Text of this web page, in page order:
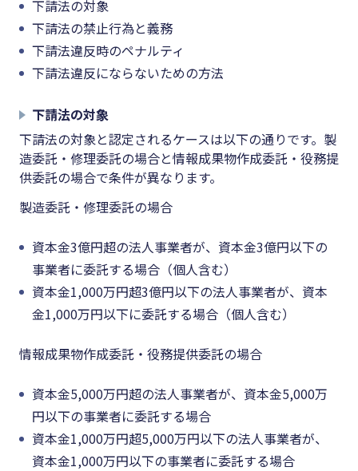
下請法の対象
下請法の禁止行為と義務
下請法違反時のペナルティ
下請法違反にならないための方法
下請法の対象
下請法の対象と認定されるケースは以下の通りです。製
造委託・修理委託の場合と情報成果物作成委託・役務提
供委託の場合で条件が異なります。
製造委託・修理委託の場合
資本金3億円超の法人事業者が、資本金3億円以下の
事業者に委託する場合（個人含む）
資本金1,000万円超3億円以下の法人事業者が、資本
金1,000万円以下に委託する場合（個人含む）
情報成果物作成委託・役務提供委託の場合
資本金5,000万円超の法人事業者が、資本金5,000万
円以下の事業者に委託する場合
資本金1,000万円超5,000万円以下の法人事業者が、
資本金1,000万円以下の事業者に委託する場合